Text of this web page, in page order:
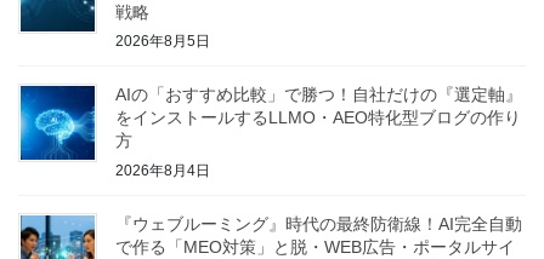
戦略
2026年8月5日
AIの「おすすめ比較」で勝つ！自社だけの『選定軸』
をインストールするLLMO・AEO特化型ブログの作り
方
2026年8月4日
『ウェブルーミング』時代の最終防衛線！AI完全自動
で作る「MEO対策」と脱・WEB広告・ポータルサイ